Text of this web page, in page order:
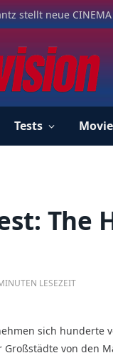
stellt neue
Tests
The
LESEZEIT
sich hunderte
Großstädte von den